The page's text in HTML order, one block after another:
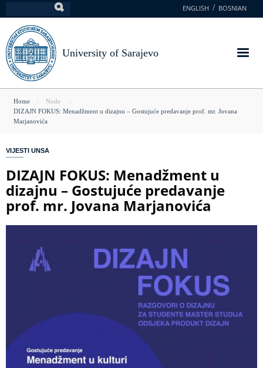
to
main
content
ENGLISH BOSNIAN
University of Sarajevo
You
are
Home
Node
DIZAJN FOKUS: Menadžment u dizajnu – Gostujuće predavanje prof. mr. Jovana
Marjanovića
VIJESTI UNSA
DIZAJN FOKUS: Menadžment u
dizajnu – Gostujuće predavanje
prof. mr. Jovana Marjanovića